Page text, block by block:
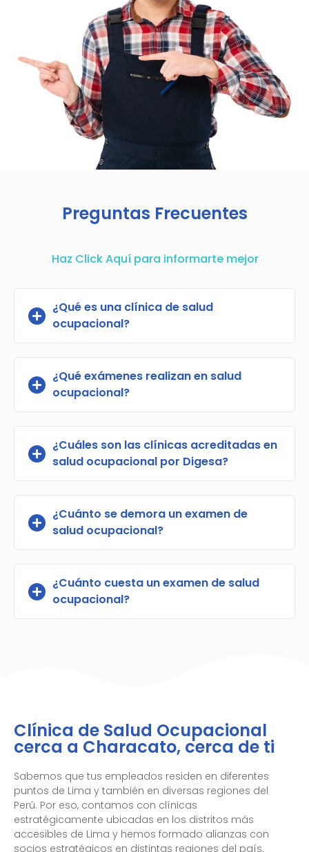
Preguntas Frecuentes
Haz Click Aquí para informarte mejor
¿Qué es una clínica de salud
ocupacional?
¿Qué exámenes realizan en salud
ocupacional?
¿Cuáles son las clínicas acreditadas en
salud ocupacional por Digesa?
¿Cuánto se demora un examen de
salud ocupacional?
¿Cuánto cuesta un examen de salud
ocupacional?
Clínica de Salud Ocupacional
cerca a Characato, cerca de ti
Sabemos que tus empleados residen en diferentes
puntos de Lima y también en diversas regiones del
Perú. Por eso, contamos con clínicas
estratégicamente ubicadas en los distritos más
accesibles de Lima y hemos formado alianzas con
socios estratégicos en distintas regiones del país.